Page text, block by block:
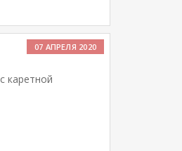
07 АПРЕЛЯ 2020
каретной